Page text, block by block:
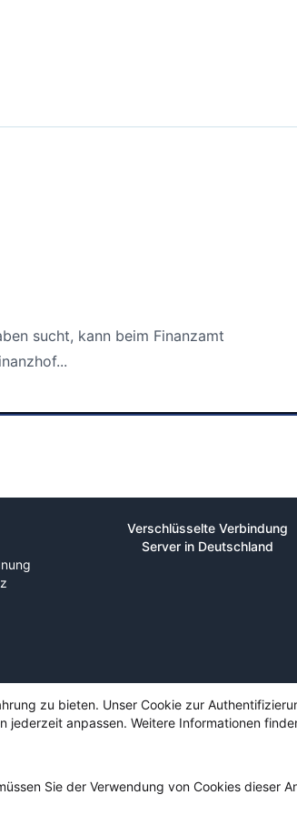
sucht, kann beim Finanzamt
Verschlüsselte Verbindung
Server in Deutschland
zu bieten. Unser Cookie zur
jederzeit anpassen. Weitere Informationen
Sie der Verwendung von Cookies dieser